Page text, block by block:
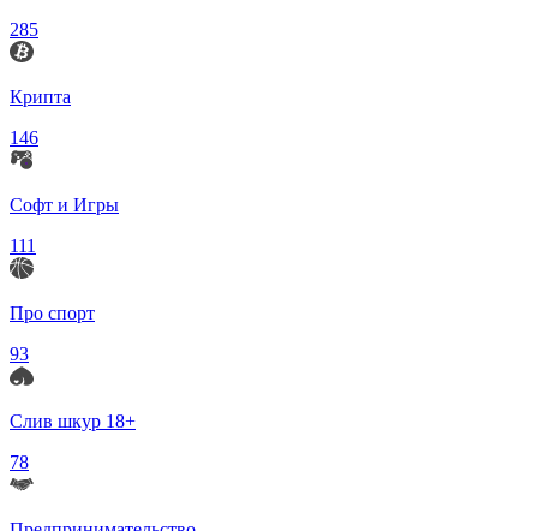
285
Крипта
146
Софт и Игры
111
Про спорт
93
Слив шкур 18+
78